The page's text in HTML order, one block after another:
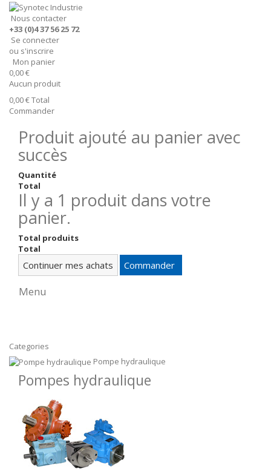
Nous contacter
+33 (0)4 37 56 25 72
Se connecter
ou s'inscrire
Mon panier
0,00 €
Aucun produit
0,00 €Total
Commander
Produit ajouté au panier avec
succès
Quantité
Total
Il y a 1 produit dans votre
panier.
Total produits
Total
Continuer mes achats Commander
Menu
Categories
Pompe hydraulique
Pompes hydraulique